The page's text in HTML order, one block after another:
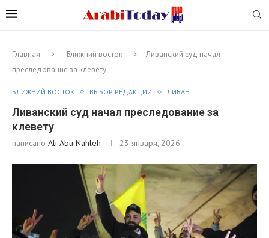
Главная Ближний восток
Ливанский суд начал
преследование за клевету
БЛИЖНИЙ ВОСТОК ВЫБОР РЕДАКЦИИ ЛИВАН
Ливанский суд начал преследование за
клевету
написано Ali Abu Nahleh 23 января, 2026